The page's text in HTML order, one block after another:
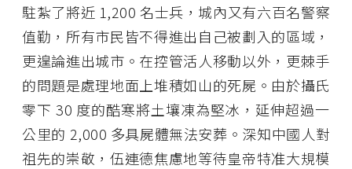
駐紮了將近 1,200 名士兵，城內又有六百名警察
值勤，所有市民皆不得進出自己被劃入的區域，
更遑論進出城市。在控管活人移動以外，更棘手
的問題是處理地面上堆積如山的死屍。由於攝氏
零下 30 度的酷寒將土壤凍為堅冰，延伸超過一
公里的 2,000 多具屍體無法安葬。深知中國人對
祖先的崇敬，伍連德焦慮地等待皇帝特准大規模